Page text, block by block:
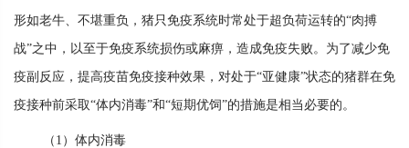
形如老牛、不堪重负，猪只免疫系统时常处于超负荷运转的“肉搏
战”之中，以至于免疫系统损伤或麻痹，造成免疫失败。为了减少免
疫副反应，提高疫苗免疫接种效果，对处于“亚健康”状态的猪群在免
疫接种前采取“体内消毒”和“短期优饲”的措施是相当必要的。
（1）体内消毒